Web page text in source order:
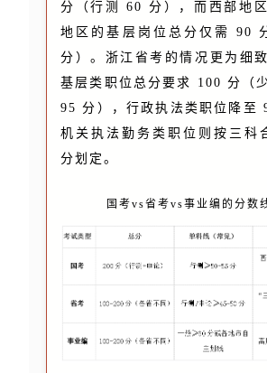
分（行测 60 分），而西部地
地区的基层岗位总分仅需 90
分）。浙江省考的情况更为细
基层类职位总分要求 100 分（
95 分），行政执法类职位降至
机关执法勤务类职位则按三科
分划定。
国考vs省考vs事业编的分数